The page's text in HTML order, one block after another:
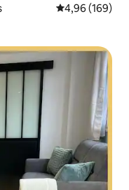
Évaluation
4,96 (169)